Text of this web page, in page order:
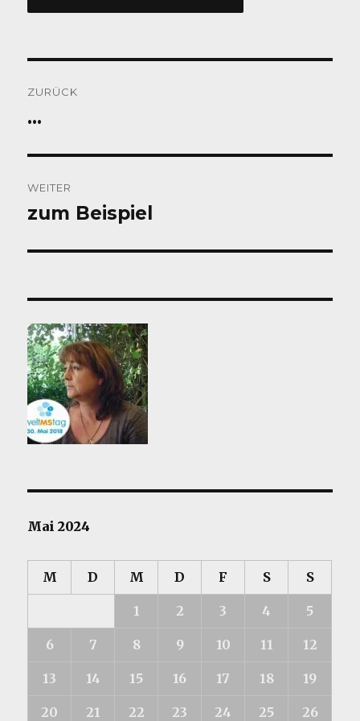
ZURÜCK
Vorheriger
…
WEITER
Nächster
zum Beispiel
Mai 2024
M D M D F S S
1 2 3 4 5
6 7 8 9 10 11 12
13 14 15 16 17 18 19
20 21 22 23 24 25 26